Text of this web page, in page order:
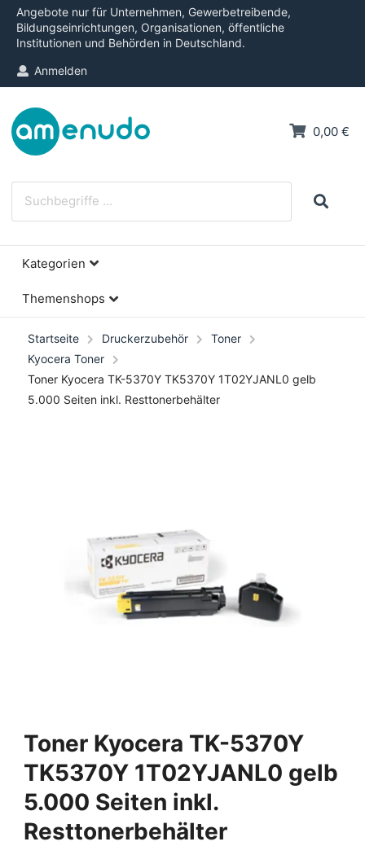
Angebote nur für Unternehmen, Gewerbetreibende,
Bildungseinrichtungen, Organisationen, öffentliche
Institutionen und Behörden in Deutschland.
Anmelden
0,00 €
Kategorien
Themenshops
Startseite Druckerzubehör
Toner
Kyocera Toner
Toner Kyocera TK-5370Y TK5370Y 1T02YJANL0 gelb
5.000 Seiten inkl. Resttonerbehälter
Toner Kyocera TK-5370Y
TK5370Y 1T02YJANL0 gelb
5.000 Seiten inkl.
Resttonerbehälter